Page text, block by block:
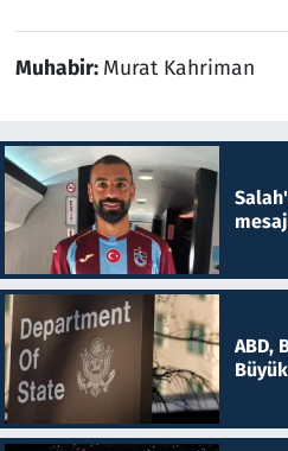
Muhabir: Murat Kahriman
ABD,